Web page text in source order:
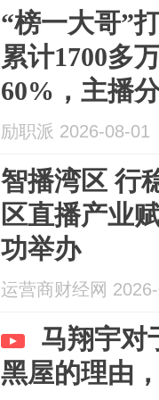
“榜一大哥”
累计1700多
60%，主播
后起诉要求
励职派 2026-08-01
智播湾区 行
区直播产业
功举办
运营商财经网
马翔宇对
黑屋的理由